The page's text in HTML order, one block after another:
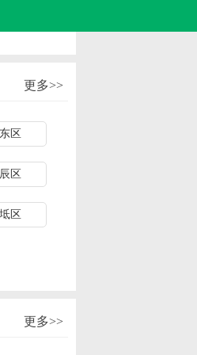
更多>>
区
区
区
更多>>